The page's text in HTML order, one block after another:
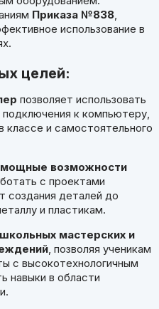
Приказа №838,
использование в
целей:
позволяет использовать
подключения к компьютеру,
классе и самостоятельного
возможности
с проектами
создания деталей до
и пластикам.
мастерских и
, позволяя ученикам
с высокотехнологичным
навыки в области